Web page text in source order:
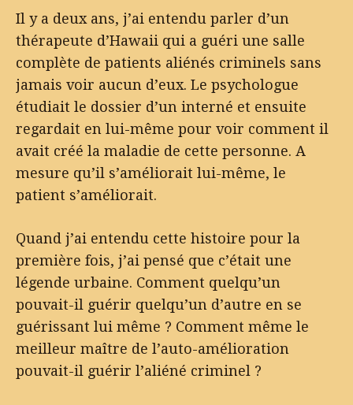
Il y a deux ans, j’ai entendu parler d’un
thérapeute d’Hawaii qui a guéri une salle
complète de patients aliénés criminels sans
jamais voir aucun d’eux. Le psychologue
étudiait le dossier d’un interné et ensuite
regardait en lui-même pour voir comment il
avait créé la maladie de cette personne. A
mesure qu’il s’améliorait lui-même, le
patient s’améliorait.
Quand j’ai entendu cette histoire pour la
première fois, j’ai pensé que c’était une
légende urbaine. Comment quelqu’un
pouvait-il guérir quelqu’un d’autre en se
guérissant lui même ? Comment même le
meilleur maître de l’auto-amélioration
pouvait-il guérir l’aliéné criminel ?